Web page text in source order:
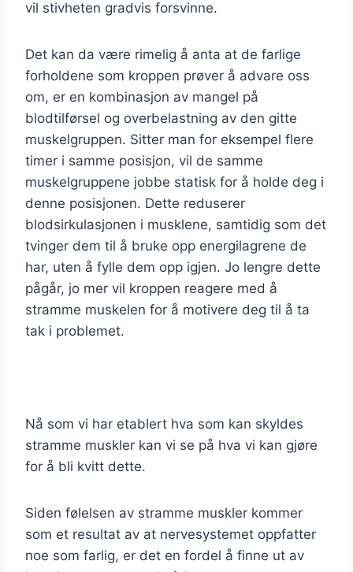
vil stivheten gradvis forsvinne.
Det kan da være rimelig å anta at de farlige
forholdene som kroppen prøver å advare oss
om, er en kombinasjon av mangel på
blodtilførsel og overbelastning av den gitte
muskelgruppen. Sitter man for eksempel flere
timer i samme posisjon, vil de samme
muskelgruppene jobbe statisk for å holde deg i
denne posisjonen. Dette reduserer
blodsirkulasjonen i musklene, samtidig som det
tvinger dem til å bruke opp energilagrene de
har, uten å fylle dem opp igjen. Jo lengre dette
pågår, jo mer vil kroppen reagere med å
stramme muskelen for å motivere deg til å ta
tak i problemet.
Nå som vi har etablert hva som kan skyldes
stramme muskler kan vi se på hva vi kan gjøre
for å bli kvitt dette.
Siden følelsen av stramme muskler kommer
som et resultat av at nervesystemet oppfatter
noe som farlig, er det en fordel å finne ut av